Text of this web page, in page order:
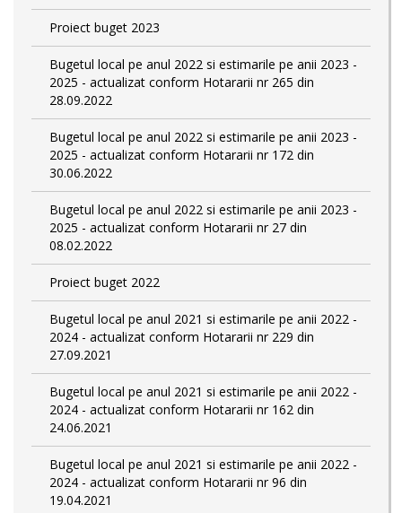
Proiect buget 2023
Bugetul local pe anul 2022 si estimarile pe anii 2023 -
2025 - actualizat conform Hotararii nr 265 din
28.09.2022
Bugetul local pe anul 2022 si estimarile pe anii 2023 -
2025 - actualizat conform Hotararii nr 172 din
30.06.2022
Bugetul local pe anul 2022 si estimarile pe anii 2023 -
2025 - actualizat conform Hotararii nr 27 din
08.02.2022
Proiect buget 2022
Bugetul local pe anul 2021 si estimarile pe anii 2022 -
2024 - actualizat conform Hotararii nr 229 din
27.09.2021
Bugetul local pe anul 2021 si estimarile pe anii 2022 -
2024 - actualizat conform Hotararii nr 162 din
24.06.2021
Bugetul local pe anul 2021 si estimarile pe anii 2022 -
2024 - actualizat conform Hotararii nr 96 din
19.04.2021